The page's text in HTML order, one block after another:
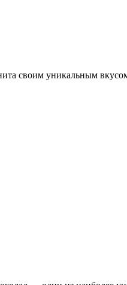
своим уникальным